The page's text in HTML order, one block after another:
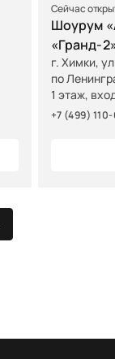
Сейчас
Шоурум
«Гранд-
г. Химки,
по
1 этаж,
+7 (499)